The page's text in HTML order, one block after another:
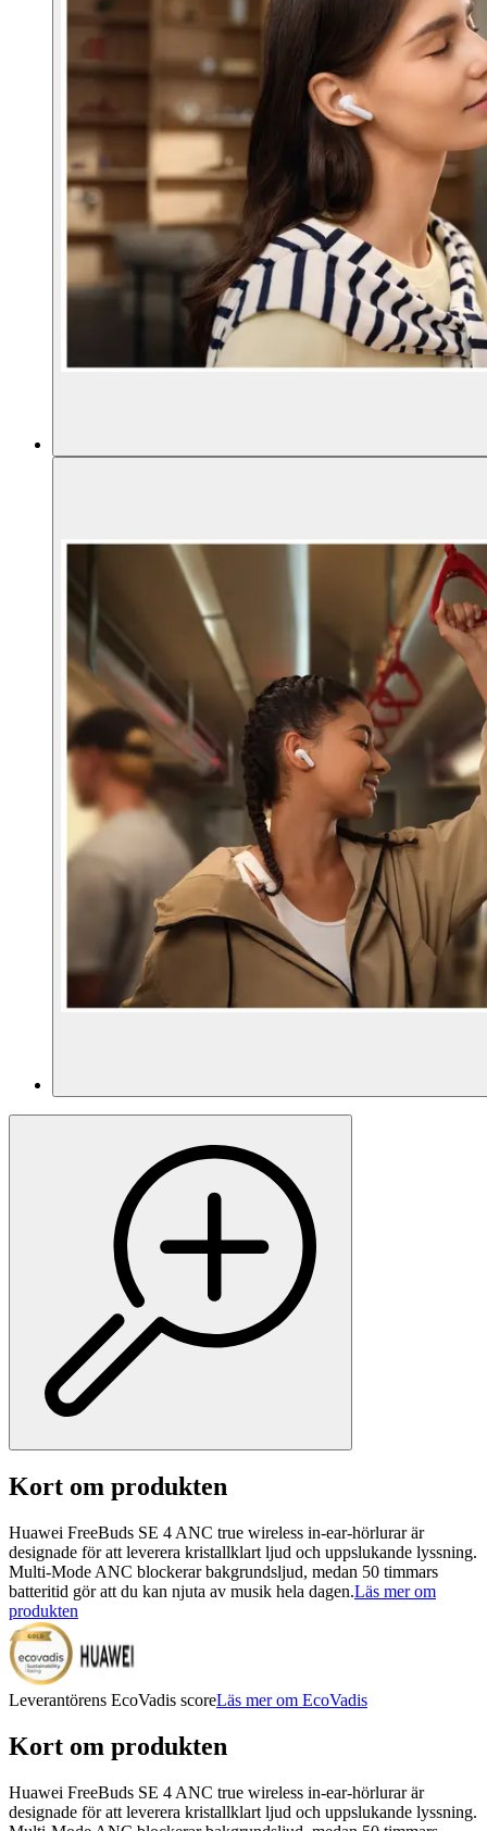
Kort om produkten
Huawei FreeBuds SE 4 ANC true wireless in-ear-hörlurar är
designade för att leverera kristallklart ljud och uppslukande lyssning.
Multi-Mode ANC blockerar bakgrundsljud, medan 50 timmars
batteritid gör att du kan njuta av musik hela dagen.Läs mer om
produkten
Leverantörens EcoVadis scoreLäs mer om EcoVadis
Kort om produkten
Huawei FreeBuds SE 4 ANC true wireless in-ear-hörlurar är
designade för att leverera kristallklart ljud och uppslukande lyssning.